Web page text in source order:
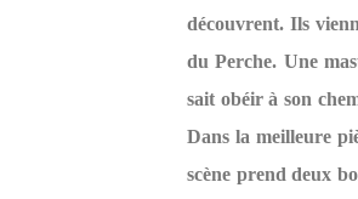
découvrent. Ils
du Perche. Une
sait obéir à son
Dans la meilleure
scène prend deux